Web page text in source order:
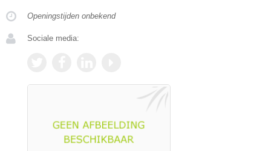
Openingstijden onbekend
Sociale media: